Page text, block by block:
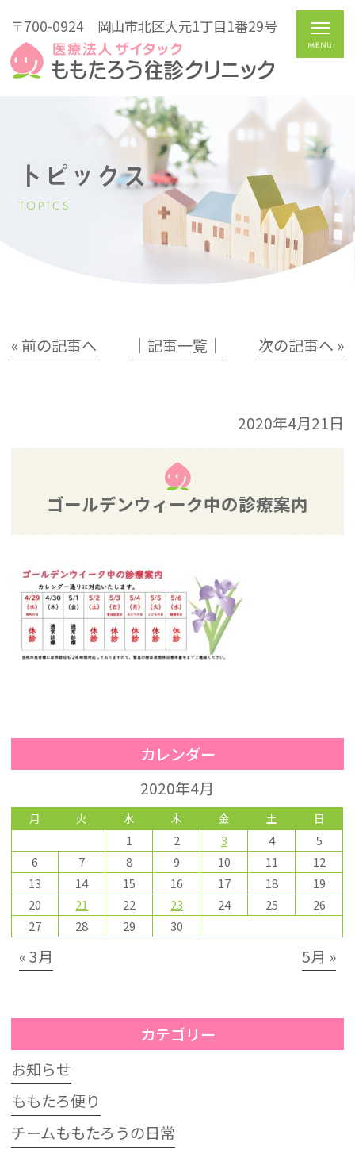
〒700-0924 岡山市北区大元1丁目1番29号
トピックス
TOPICS
« 前の記事へ │記事一覧│ 次の記事へ »
2020年4月21日
ゴールデンウィーク中の診療案内
カレンダー
2020年4月
月 火 水 木 金 土 日
1 2 3 4
5
6
7 8 9 10 11
12
13
14 15 16 17 18
19
20
21 22 23 24 25
26
27
28 29 30
« 3月 5月 »
カテゴリー
お知らせ
ももたろ便り
チームももたろうの日常